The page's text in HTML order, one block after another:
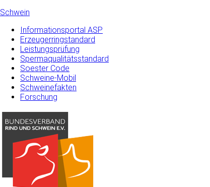
Schwein
Informationsportal ASP
Erzeugerringstandard
Leistungsprüfung
Spermaqualitätsstandard
Soester Code
Schweine-Mobil
Schweinefakten
Forschung